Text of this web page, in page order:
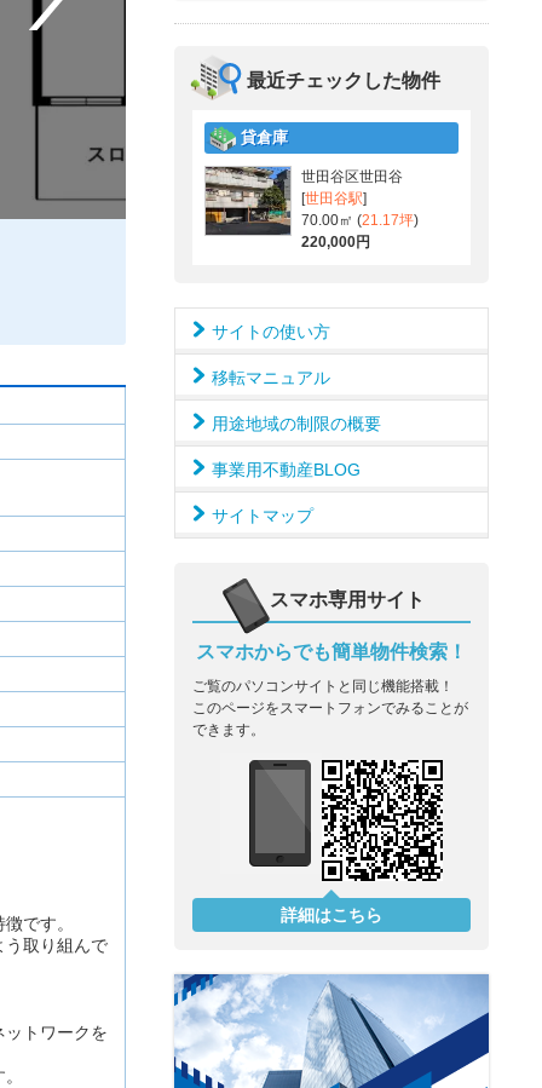
です。
う取り組んで
トワークを
最近チェックした物件
貸倉庫
世田谷区世田谷
[世田谷駅]
70.00㎡ (21.17坪)
220,000円
サイトの使い方
移転マニュアル
用途地域の制限の概要
事業用不動産BLOG
サイトマップ
スマホ専用サイト
スマホからでも簡単物件検索！
ご覧のパソコンサイトと同じ機能搭載！
このページをスマートフォンでみることが
できます。
詳細はこちら